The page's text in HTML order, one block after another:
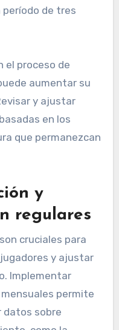
específicas,
y con un límite
velocidad,
Por ejemplo,
los tiempos de
de tres
aumentar su
y ajustar
en los
que permanezcan
y
regulares